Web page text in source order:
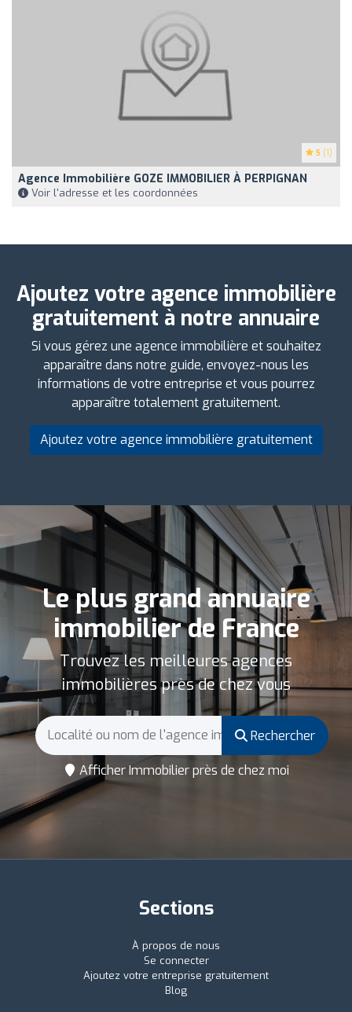
5 (1)
Agence Immobilière GOZE IMMOBILIER À PERPIGNAN
Voir l'adresse et les coordonnées
Ajoutez votre agence immobilière
gratuitement à notre annuaire
Si vous gérez une agence immobilière et souhaitez
apparaître dans notre guide, envoyez-nous les
informations de votre entreprise et vous pourrez
apparaître totalement gratuitement.
Ajoutez votre agence immobilière gratuitement
Le plus grand annuaire
immobilier de France
Trouvez les meilleures agences
immobilières près de chez vous
Rechercher
Afficher Immobilier près de chez moi
Sections
À propos de nous
Se connecter
Ajoutez votre entreprise gratuitement
Blog